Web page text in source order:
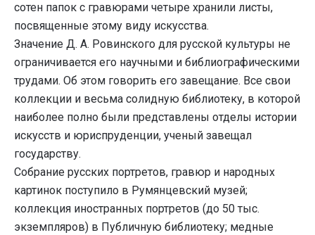
сотен папок с гравюрами четыре хранили листы,
посвященные этому виду искусства.
Значение Д. А. Ровинского для русской культуры не
ограничивается его научными и библиографическими
трудами. Об этом говорить его завещание. Все свои
коллекции и весьма солидную библиотеку, в которой
наиболее полно были представлены отделы истории
искусств и юриспруденции, ученый завещал
государству.
Собрание русских портретов, гравюр и народных
картинок поступило в Румянцевский музей;
коллекция иностранных портретов (до 50 тыс.
экземпляров) в Публичную библиотеку; медные